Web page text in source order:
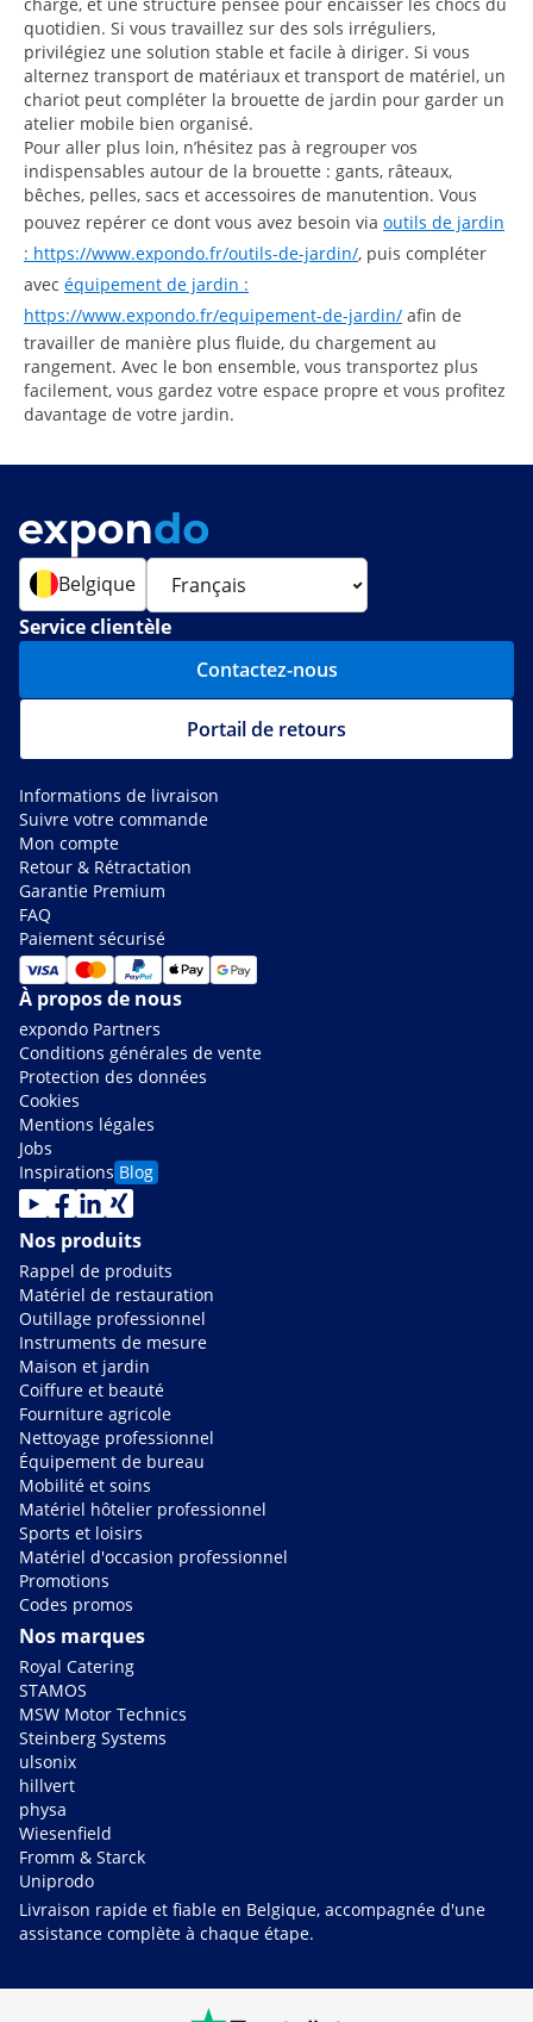
quotidien. Si vous travaillez sur des sols irréguliers,
privilégiez une solution stable et facile à diriger. Si vous
alternez transport de matériaux et transport de matériel, un
chariot peut compléter la brouette de jardin pour garder un
atelier mobile bien organisé.
Pour aller plus loin, n’hésitez pas à regrouper vos
indispensables autour de la brouette : gants, râteaux,
bêches, pelles, sacs et accessoires de manutention. Vous
pouvez repérer ce dont vous avez besoin via outils de jardin
: https://www.expondo.fr/outils-de-jardin/, puis compléter
avec équipement de jardin :
https://www.expondo.fr/equipement-de-jardin/ afin de
travailler de manière plus fluide, du chargement au
rangement. Avec le bon ensemble, vous transportez plus
facilement, vous gardez votre espace propre et vous profitez
davantage de votre jardin.
Belgique
Service clientèle
Contactez-nous
Portail de retours
Informations de livraison
Suivre votre commande
Mon compte
Retour & Rétractation
Garantie Premium
FAQ
Paiement sécurisé
À propos de nous
expondo Partners
Conditions générales de vente
Protection des données
Cookies
Mentions légales
Jobs
Inspirations Blog
Nos produits
Rappel de produits
Matériel de restauration
Outillage professionnel
Instruments de mesure
Maison et jardin
Coiffure et beauté
Fourniture agricole
Nettoyage professionnel
Équipement de bureau
Mobilité et soins
Matériel hôtelier professionnel
Sports et loisirs
Matériel d'occasion professionnel
Promotions
Codes promos
Nos marques
Royal Catering
STAMOS
MSW Motor Technics
Steinberg Systems
ulsonix
hillvert
physa
Wiesenfield
Fromm & Starck
Uniprodo
Livraison rapide et fiable en Belgique, accompagnée d'une
assistance complète à chaque étape.